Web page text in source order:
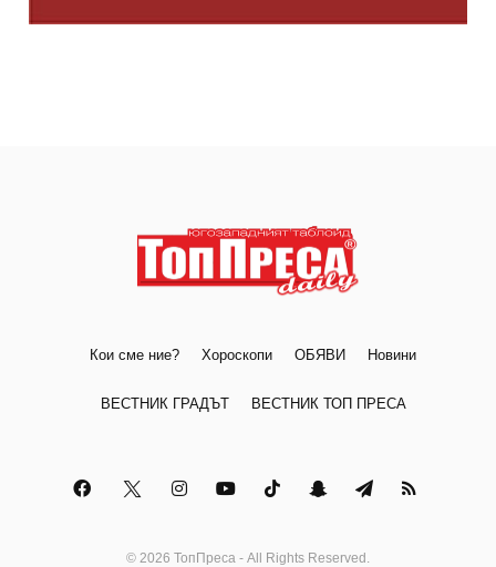
Кои сме ние? Хороскопи ОБЯВИ Новини
ВЕСТНИК ГРАДЪТ ВЕСТНИК ТОП ПРЕСА
© 2026 ТопПреса - All Rights Reserved.